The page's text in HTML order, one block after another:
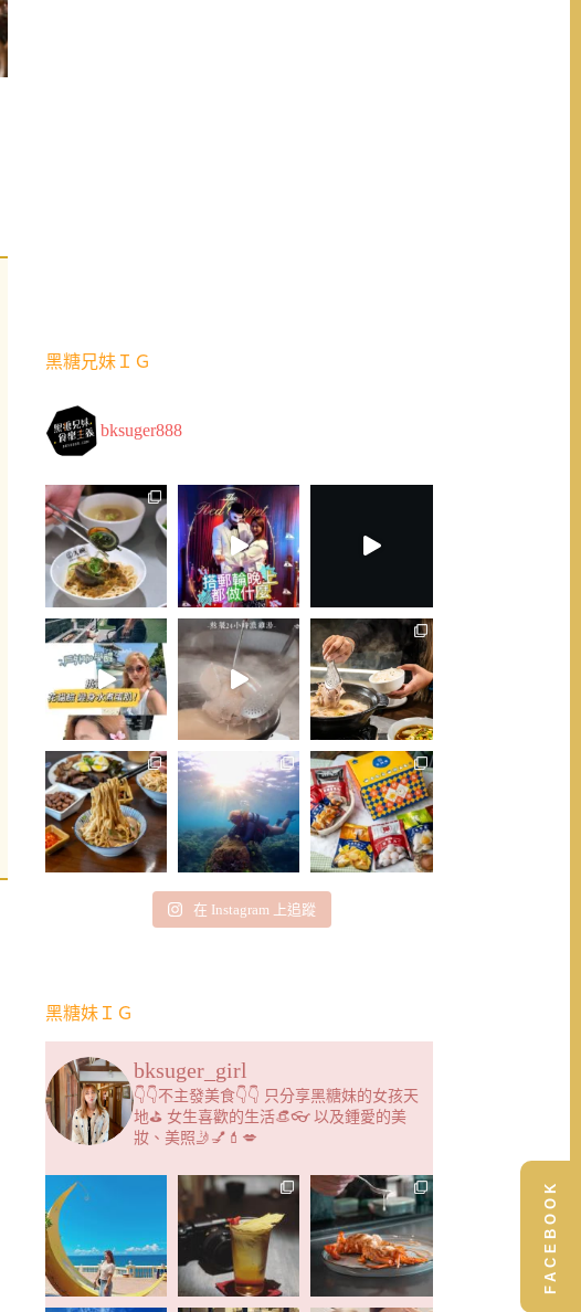
黑糖兄妹ＩＧ
bksuger888
在 Instagram 上追蹤
黑糖妹ＩＧ
bksuger_girl
👇👇不主發美食👇👇 只分享黑糖妹的女孩天
地⛳️ 女生喜歡的生活👒👓 以及鍾愛的美
妝、美照🤳💅💄💋
FACEBOOK